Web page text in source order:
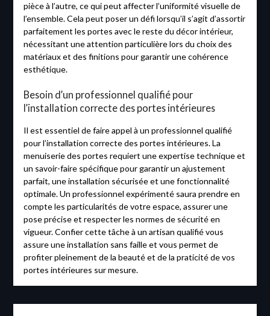
pièce à l’autre, ce qui peut affecter l’uniformité visuelle de
l’ensemble. Cela peut poser un défi lorsqu’il s’agit d’assortir
parfaitement les portes avec le reste du décor intérieur,
nécessitant une attention particulière lors du choix des
matériaux et des finitions pour garantir une cohérence
esthétique.
Besoin d’un professionnel qualifié pour
l’installation correcte des portes intérieures
Il est essentiel de faire appel à un professionnel qualifié
pour l’installation correcte des portes intérieures. La
menuiserie des portes requiert une expertise technique et
un savoir-faire spécifique pour garantir un ajustement
parfait, une installation sécurisée et une fonctionnalité
optimale. Un professionnel expérimenté saura prendre en
compte les particularités de votre espace, assurer une
pose précise et respecter les normes de sécurité en
vigueur. Confier cette tâche à un artisan qualifié vous
assure une installation sans faille et vous permet de
profiter pleinement de la beauté et de la praticité de vos
portes intérieures sur mesure.